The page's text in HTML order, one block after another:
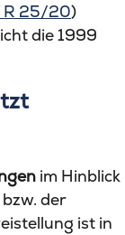
R 25/20)
die 1999
im Hinblick
der
ist in